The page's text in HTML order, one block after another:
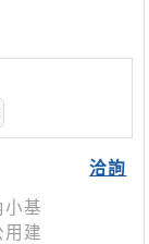
洽詢
基
建